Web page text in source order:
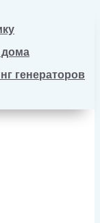
дома
генераторов